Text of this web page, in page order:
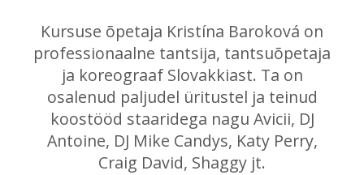
Kursuse õpetaja Kristína Baroková on
professionaalne tantsija, tantsuõpetaja
ja koreograaf Slovakkiast. Ta on
osalenud paljudel üritustel ja teinud
koostööd staaridega nagu Avicii, DJ
Antoine, DJ Mike Candys, Katy Perry,
Craig David, Shaggy jt.